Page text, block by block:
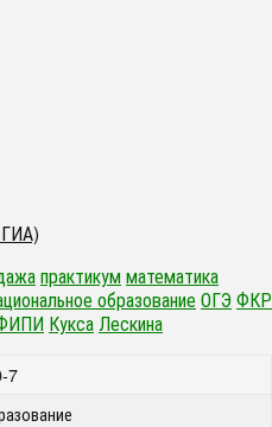
практикумматематика
образованиеОГЭФКР
КуксаЛескина
7